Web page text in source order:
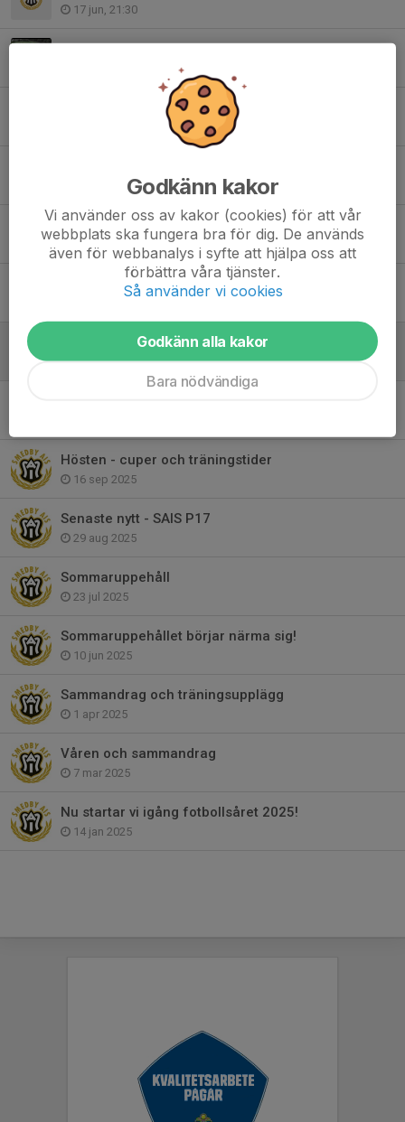
17 jun, 21:30
Nya träningstider och info kring kallelser
Det börjar bli vår!
22 feb, 22:43
Information vinter 2025/2026
9 dec 2025
Information hösten 2025
Information från föräldragruppen
30 sep 2025
Hösten - cuper och träningstider
16 sep 2025
Senaste nytt - SAIS P17
29 aug 2025
Sommaruppehåll
23 jul 2025
Sommaruppehållet börjar närma sig!
10 jun 2025
Sammandrag och träningsupplägg
1 apr 2025
Våren och sammandrag
7 mar 2025
Nu startar vi igång fotbollsåret 2025!
14 jan 2025
Godkänn kakor
Vi använder oss av kakor (cookies) för att vår
webbplats ska fungera bra för dig. De används
även för webbanalys i syfte att hjälpa oss att
förbättra våra tjänster.
Så använder vi cookies
Godkänn alla kakor
Bara nödvändiga